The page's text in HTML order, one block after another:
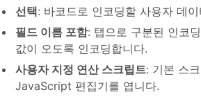
선택: 바코드로 인코딩할 사용자 데
필드 이름 포함: 탭으로 구분된 인코
값이 오도록 인코딩합니다.
사용자 지정 연산 스크립트: 기본 스
JavaScript 편집기를 엽니다.